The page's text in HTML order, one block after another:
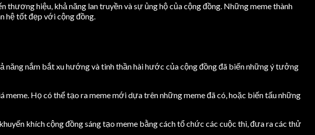
hiệu, khả năng lan truyền và sự ủng hộ của cộng đồng. Những meme thành
hệ tốt đẹp với cộng đồng.
năng nắm bắt xu hướng và tinh thần hài hước của cộng đồng đã biến những ý tưởng
Họ có thể tạo ra meme mới dựa trên những meme đã có, hoặc biến tấu những
khích cộng đồng sáng tạo meme bằng cách tổ chức các cuộc thi, đưa ra các thử